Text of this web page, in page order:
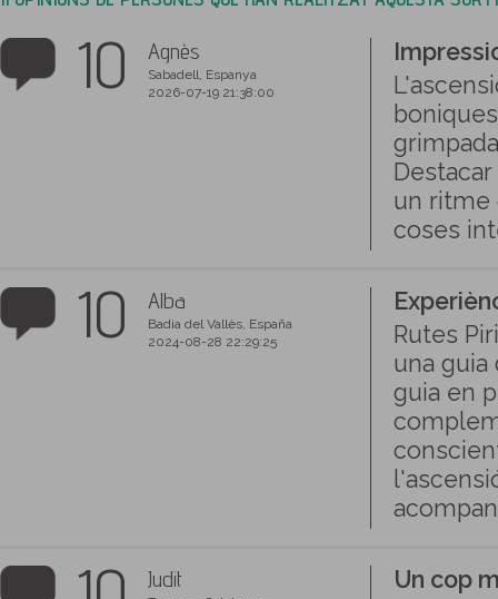
10 Agnès
Sabadell, Espanya
2026-07-19 21:38:00
un ritme
coses
10 Alba
Badia del Vallès, España
2024-08-28 22:29:25
Rutes
una guia
guia en
Judit
Un cop